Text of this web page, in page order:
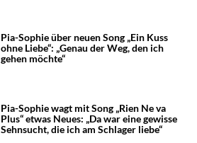
Pia-Sophie über neuen Song „Ein Kuss
ohne Liebe“: „Genau der Weg, den ich
gehen möchte“
Pia-Sophie wagt mit Song „Rien Ne va
Plus“ etwas Neues: „Da war eine gewisse
Sehnsucht, die ich am Schlager liebe“